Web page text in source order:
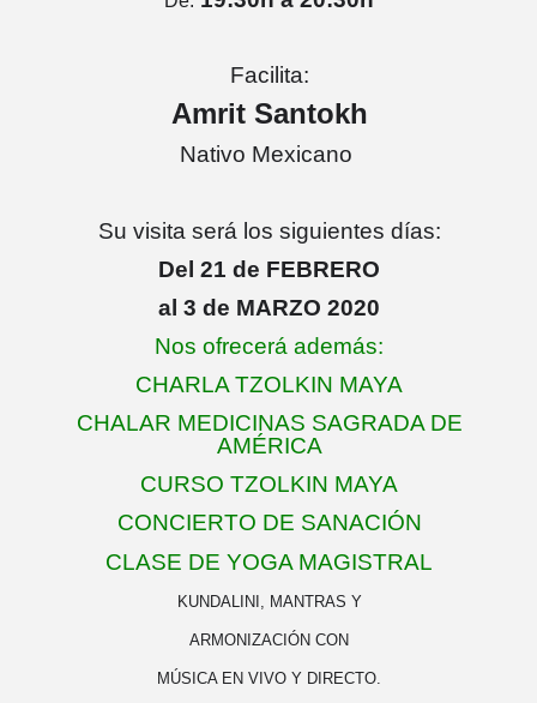
Facilita:
Amrit Santokh
Nativo Mexicano
Su visita será los siguientes días:
Del 21 de FEBRERO
al 3 de MARZO 2020
Nos ofrecerá además:
CHARLA TZOLKIN MAYA
CHALAR MEDICINAS SAGRADA DE
AMÉRICA
CURSO TZOLKIN MAYA
CONCIERTO DE SANACIÓN
CLASE DE YOGA MAGISTRAL
KUNDALINI, MANTRAS Y
ARMONIZACIÓN CON
MÚSICA EN VIVO Y DIRECTO.